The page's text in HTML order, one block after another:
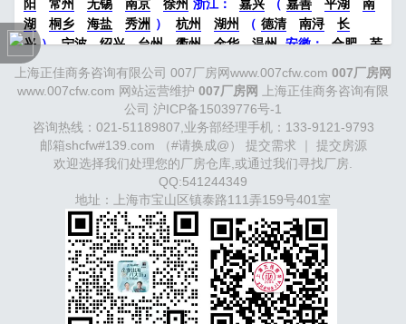
阳
常州 无锡 南京 徐州 浙江： 嘉兴 （ 嘉善 平湖
南
湖
桐乡 海盐 秀洲 ） 杭州 湖州 （ 德清 南浔
长
兴 ） 宁波 绍兴 台州 衢州 金华 温州 安徽： 合肥
芜
湖
滁州
洛
阳
新密 武汉 宜昌 襄阳 重庆 成都 德阳 长沙
株洲
京津冀鲁： 北京 天津 廊坊 （
厂
永清 三河 霸州 ） 保定 （ 涿州 涞水 ） 太原
晋中
沈阳
济南 济宁 绵阳 石家庄 沧州 唐山 潍坊
德州
烟台 青岛 福建： 福州 漳州 泉州 龙岩 西南：
大连 海外园区：
马来西亚 新加坡 墨西哥 荷兰 美国 地产商：
中南高科 华夏幸福 联东U谷 万洋 均和
咨询热线： 400-0123-021
上海正佳商务咨询有限公司 007厂房网www.007cfw.com 007厂房网
www.007cfw.com 网站运营维护 007厂房网
上海正佳商务咨询有限
公司 沪ICP备15039776号-1
咨询热线：021-51189807,业务部经理手机：133-9121-9793
邮箱shcfw#139.com （#请换成@） 提交需求
提交房源
欢迎选择我们处理您的厂房仓库,或通过我们寻找厂房.
QQ:541244349
地址：上海市宝山区镇泰路111弄159号401室